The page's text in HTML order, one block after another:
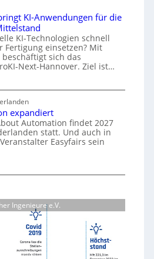
KI-Anwendungen für die
KI-Technologien schnell
Fertigung einsetzen? Mit
sich das
Next-Hannover. Ziel ist…
expandiert
Automation findet 2027
statt. Und auch in
Easyfairs sein
Ingenieure e.V.